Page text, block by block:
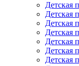
Детская
Детская
Детская
Детская
Детская
Детская
Детская